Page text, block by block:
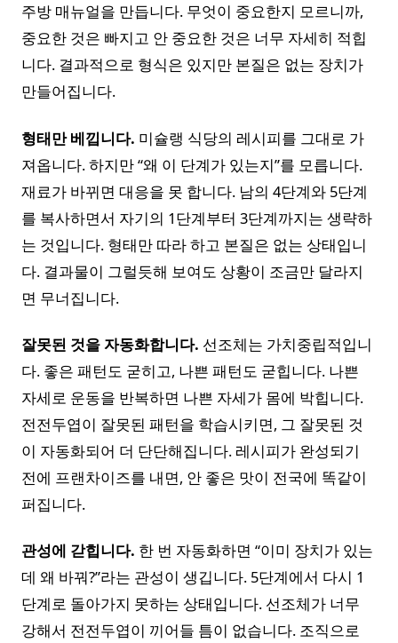
주방 매뉴얼을 만듭니다. 무엇이 중요한지 모르니까,
중요한 것은 빠지고 안 중요한 것은 너무 자세히 적힙
니다. 결과적으로 형식은 있지만 본질은 없는 장치가
만들어집니다.
형태만 베낍니다. 미슐랭 식당의 레시피를 그대로 가
져옵니다. 하지만 “왜 이 단계가 있는지”를 모릅니다.
재료가 바뀌면 대응을 못 합니다. 남의 4단계와 5단계
를 복사하면서 자기의 1단계부터 3단계까지는 생략하
는 것입니다. 형태만 따라 하고 본질은 없는 상태입니
다. 결과물이 그럴듯해 보여도 상황이 조금만 달라지
면 무너집니다.
잘못된 것을 자동화합니다. 선조체는 가치중립적입니
다. 좋은 패턴도 굳히고, 나쁜 패턴도 굳힙니다. 나쁜
자세로 운동을 반복하면 나쁜 자세가 몸에 박힙니다.
전전두엽이 잘못된 패턴을 학습시키면, 그 잘못된 것
이 자동화되어 더 단단해집니다. 레시피가 완성되기
전에 프랜차이즈를 내면, 안 좋은 맛이 전국에 똑같이
퍼집니다.
관성에 갇힙니다. 한 번 자동화하면 “이미 장치가 있는
데 왜 바꿔?”라는 관성이 생깁니다. 5단계에서 다시 1
단계로 돌아가지 못하는 상태입니다. 선조체가 너무
강해서 전전두엽이 끼어들 틈이 없습니다. 조직으로